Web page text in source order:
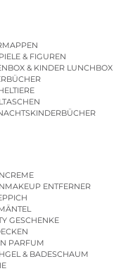
& FIGUREN
& KINDER LUNCHBOX
ENTFERNER
GESCHENKE
PARFUM
& BADESCHAUM